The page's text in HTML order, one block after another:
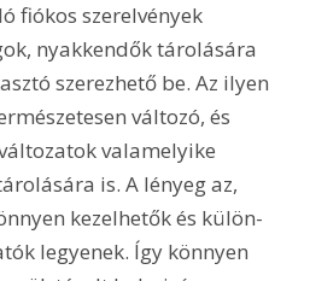
fiókos szerelvények
nyakkendők tárolására
szerezhető be. Az ilyen
változó, és
valamelyike
is. A lényeg az,
kezelhetők és külön-
legyenek. Így könnyen